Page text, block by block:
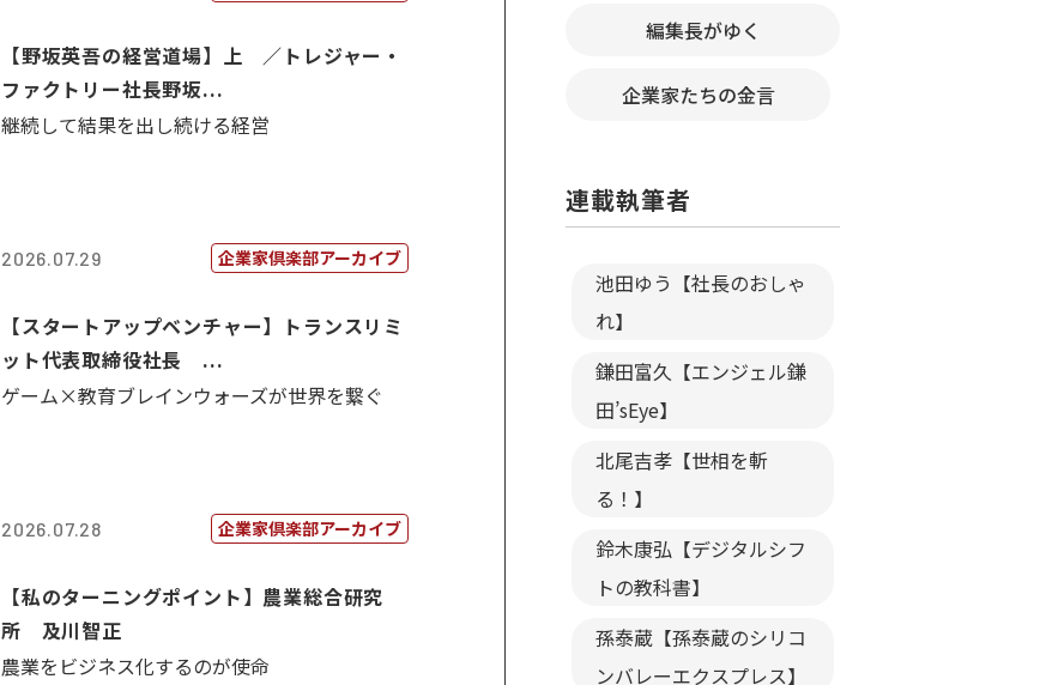
【野坂英吾の経営道場】上 ／トレジャー・
ファクトリー社長野坂...
継続して結果を出し続ける経営
2026.07.29 企業家倶楽部アーカイブ
【スタートアップベンチャー】トランスリミ
ット代表取締役社長 ...
ゲーム×教育ブレインウォーズが世界を繋ぐ
2026.07.28 企業家倶楽部アーカイブ
【私のターニングポイント】農業総合研究
所 及川智正
農業をビジネス化するのが使命
編集長がゆく
企業家たちの金言
連載執筆者
池田ゆう【社長のおしゃ
れ】
鎌田富久【エンジェル鎌
田’sEye】
北尾吉孝【世相を斬
る！】
鈴木康弘【デジタルシフ
トの教科書】
孫泰蔵【孫泰蔵のシリコ
ンバレーエクスプレス】